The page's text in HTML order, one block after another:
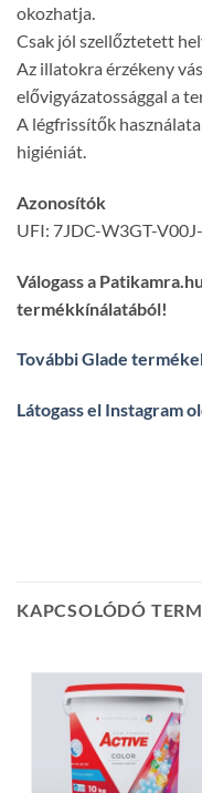
okozhatja.
Csak jól szellőztetett
Az illatokra érzékeny
elővigyázatossággal a
A légfrissítők
higiéniát.
Azonosítók
UFI: 7JDC-W3GT-
Válogass a
termékkínálatából!
További Glade
Látogass el Instagram
KAPCSOLÓDÓ